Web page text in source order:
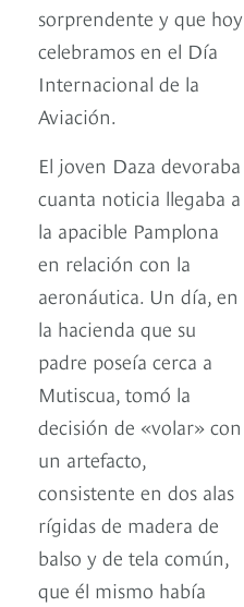
sorprendente y que hoy
celebramos en el Día
Internacional de la
Aviación.
El joven Daza devoraba
cuanta noticia llegaba a
la apacible Pamplona
en relación con la
aeronáutica. Un día, en
la hacienda que su
padre poseía cerca a
Mutiscua, tomó la
decisión de «volar» con
un artefacto,
consistente en dos alas
rígidas de madera de
balso y de tela común,
que él mismo había